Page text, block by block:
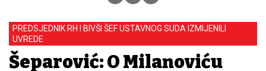
PREDSJEDNIK RH I BIVŠI ŠEF USTAVNOG SUDA IZMIJENILI
UVREDE
Šeparović: O Milanoviću